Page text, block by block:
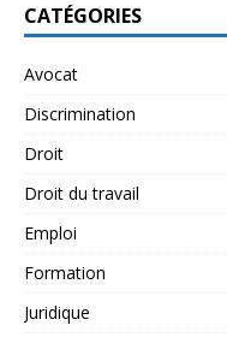
CATÉGORIES
Avocat
Discrimination
Droit
Droit du travail
Emploi
Formation
Juridique